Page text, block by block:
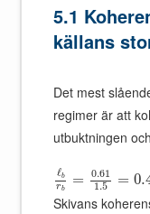
5.1
källans
Det mest
regimer är att
utbuktningen
ℓb
rb
=
0.61
1.5
=
Skivans